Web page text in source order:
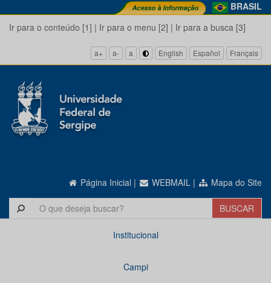
BRASIL
Ir para o conteúdo [1] | Ir para o menu [2] | Ir para a busca [3]
a+ a- a English Español Français
Página Inicial | WEBMAIL | Mapa do Site
Institucional
Campi